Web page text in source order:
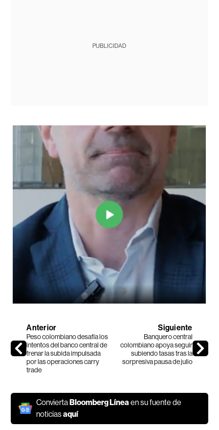
PUBLICIDAD
Anterior
Peso colombiano desafía los
intentos del banco central de
frenar la subida impulsada
por las operaciones carry
trade
Siguiente
Banquero central
colombiano apoya seguir
subiendo tasas tras la
sorpresiva pausa de julio
ConviertaBloomberg Línea en su fuente de
noticiasaquí